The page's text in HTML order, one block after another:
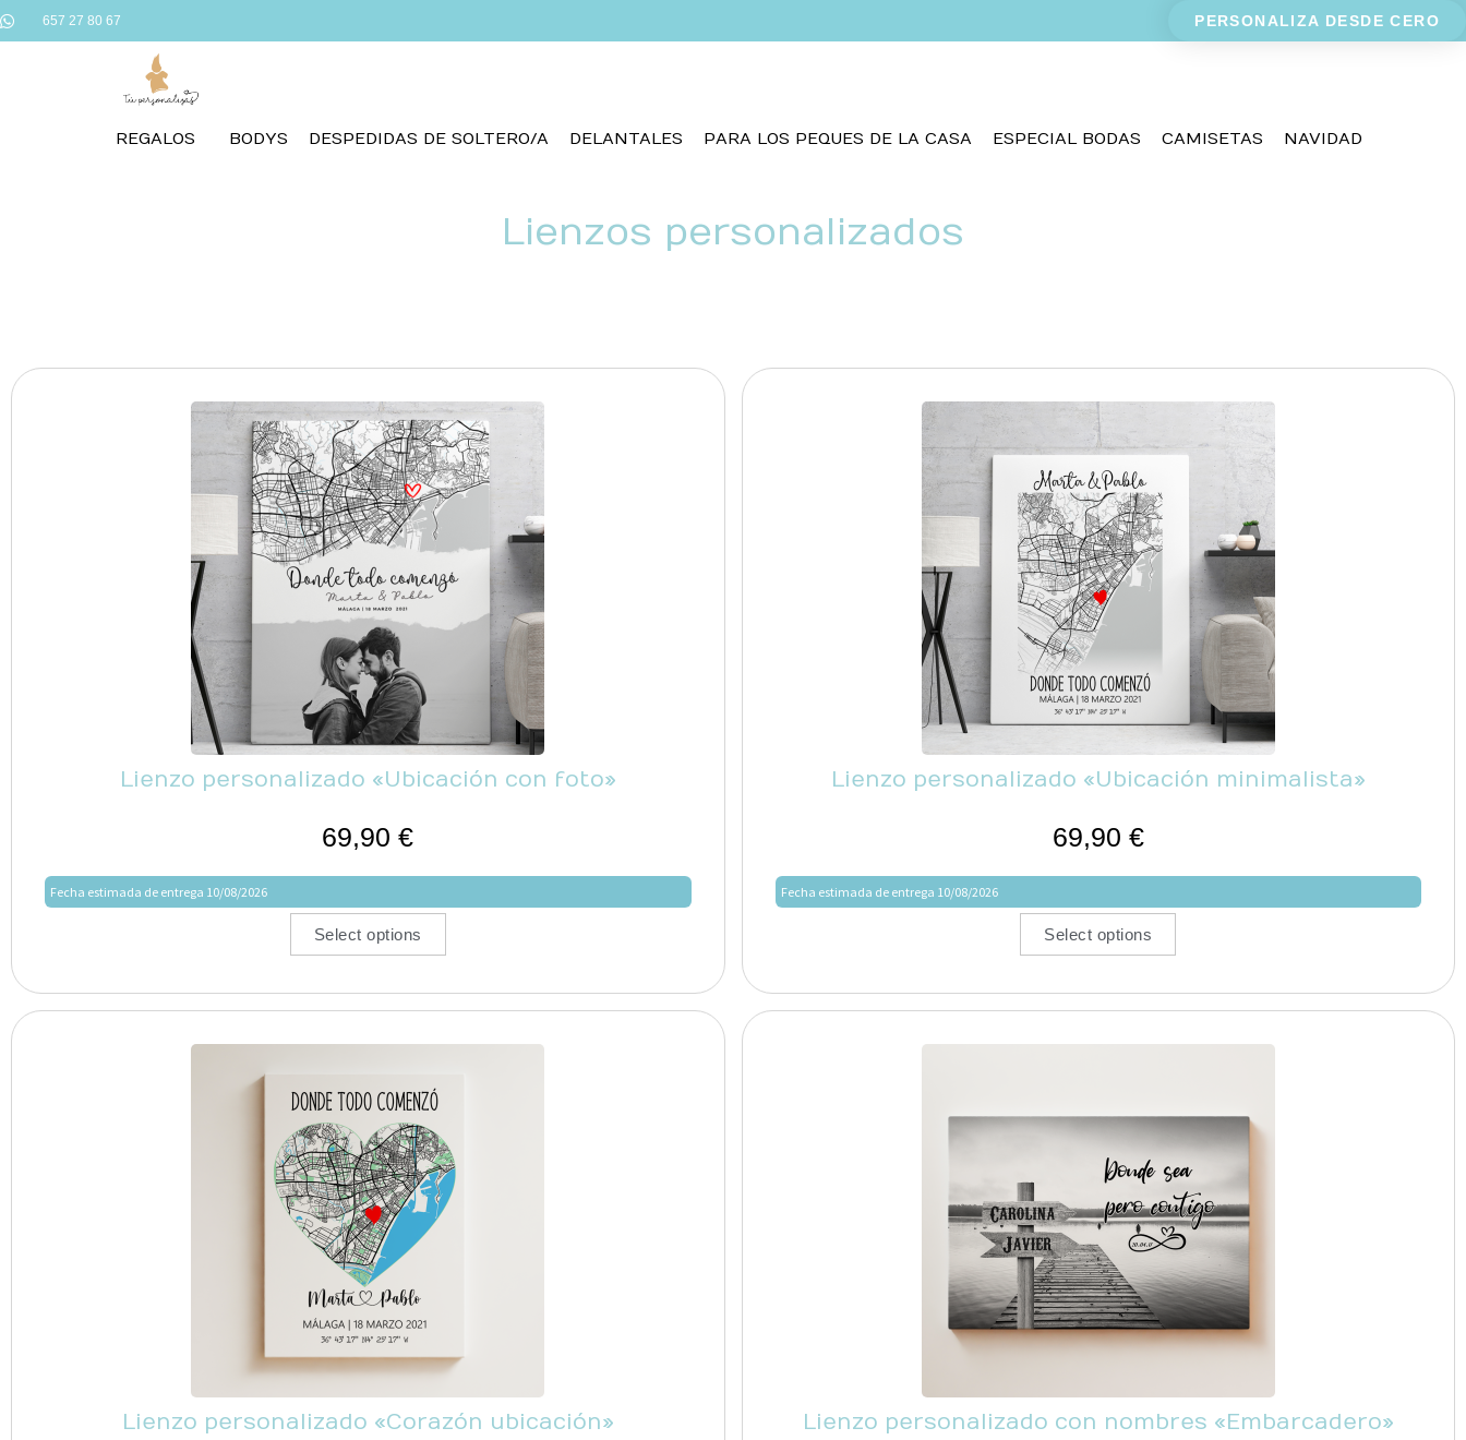
657 27 80 67 PERSONALIZA DESDE CERO
REGALOS BODYS DESPEDIDAS DE SOLTERO/A DELANTALES PARA LOS PEQUES DE LA CASA ESPECIAL BODAS CAMISETAS NAVIDAD
Lienzos personalizados
Lienzo personalizado «Ubicación con foto»
69,90€
Fecha estimada de entrega 10/08/2026
Select options
Lienzo personalizado «Ubicación minimalista»
69,90 €
Fecha estimada de entrega 10/08/2026
Select options
Lienzo personalizado «Corazón ubicación» Lienzo personalizado con nombres «Embarcadero»